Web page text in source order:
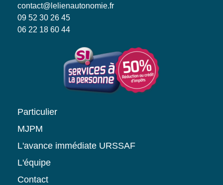
contact@lelienautonomie.fr
09 52 30 26 45
06 22 18 60 44
Particulier
MJPM
L'avance immédiate URSSAF
L'équipe
Contact